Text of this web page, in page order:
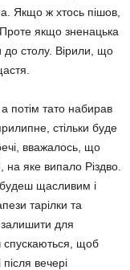
Якщо ж хтось пішов,
якщо зненацька
до столу. Вірили, що
потім тато набирав
стільки буде
вважалось, що
яке випало Різдво.
щасливим і
тарілки та
для
спускаються, щоб
вечері